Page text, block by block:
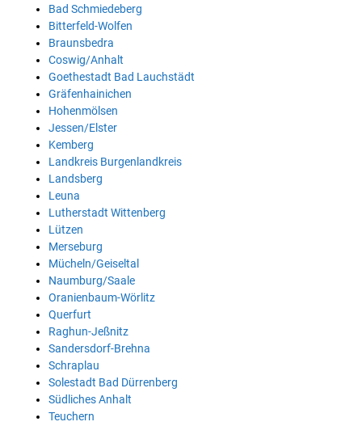
Bad Schmiedeberg
Bitterfeld-Wolfen
Braunsbedra
Coswig/Anhalt
Goethestadt Bad Lauchstädt
Gräfenhainichen
Hohenmölsen
Jessen/Elster
Kemberg
Landkreis Burgenlandkreis
Landsberg
Leuna
Lutherstadt Wittenberg
Lützen
Merseburg
Mücheln/Geiseltal
Naumburg/Saale
Oranienbaum-Wörlitz
Querfurt
Raghun-Jeßnitz
Sandersdorf-Brehna
Schraplau
Solestadt Bad Dürrenberg
Südliches Anhalt
Teuchern